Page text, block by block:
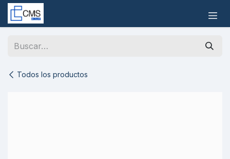
Ir al contenido
Todos los productos